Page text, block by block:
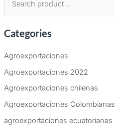
s
r
p
o
r
Categories
Agroexportaciones
Agroexportaciones 2022
Agroexportaciones chilenas
Agroexportaciones Colombianas
agroexportaciones ecuatorianas